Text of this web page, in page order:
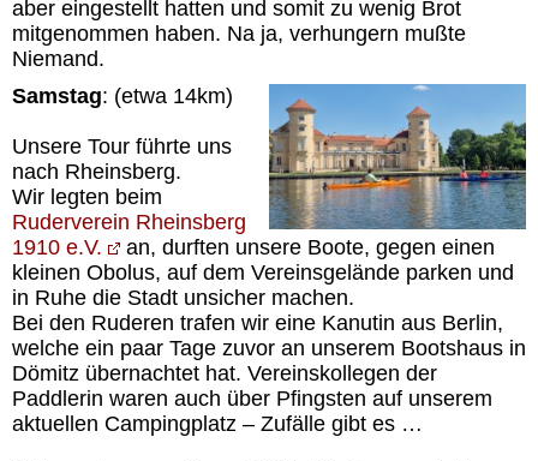
aber eingestellt hatten und somit zu wenig Brot
mitgenommen haben. Na ja, verhungern mußte
Niemand.
Samstag: (etwa 14km)
Unsere Tour führte uns
nach Rheinsberg.
Wir legten beim
Ruderverein Rheinsberg
1910 e.V.
an, durften unsere Boote, gegen einen
kleinen Obolus, auf dem Vereinsgelände parken und
in Ruhe die Stadt unsicher machen.
Bei den Ruderen trafen wir eine Kanutin aus Berlin,
welche ein paar Tage zuvor an unserem Bootshaus in
Dömitz übernachtet hat. Vereinskollegen der
Paddlerin waren auch über Pfingsten auf unserem
aktuellen Campingplatz – Zufälle gibt es …